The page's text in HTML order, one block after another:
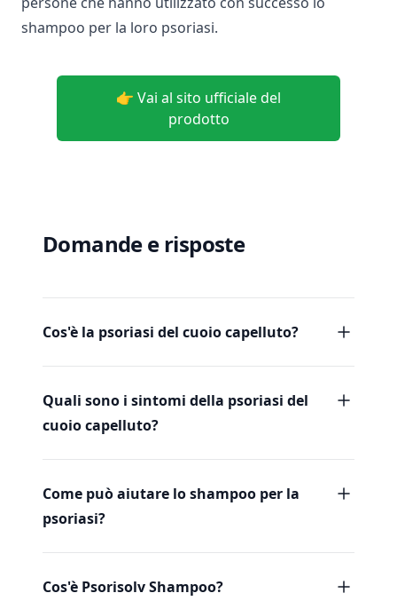
shampoo per la loro psoriasi.
👉 Vai al sito ufficiale del
prodotto
Domande e risposte
Cos'è la psoriasi del cuoio capelluto?
Quali sono i sintomi della psoriasi del
cuoio capelluto?
Come può aiutare lo shampoo per la
psoriasi?
Cos'è Psorisolv Shampoo?